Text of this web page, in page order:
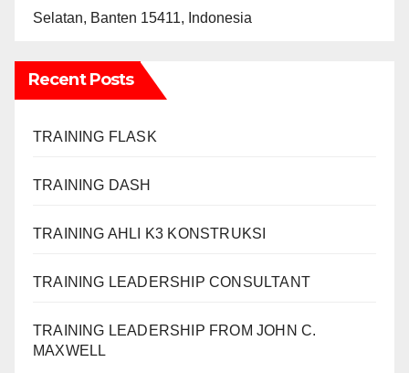
Selatan, Banten 15411, Indonesia
Recent Posts
TRAINING FLASK
TRAINING DASH
TRAINING AHLI K3 KONSTRUKSI
TRAINING LEADERSHIP CONSULTANT
TRAINING LEADERSHIP FROM JOHN C.
MAXWELL